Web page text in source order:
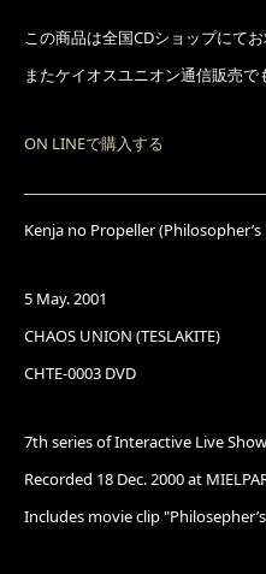
この商品は全国CDショップにてお
またケイオスユニオン通信販売で
ON LINEで購入する
Kenja no Propeller
5 May. 2001
CHAOS UNION (TESLAKITE)
CHTE-0003 DVD
7th series of Interactive Live
Recorded 18 Dec. 2000 at
Includes movie clip